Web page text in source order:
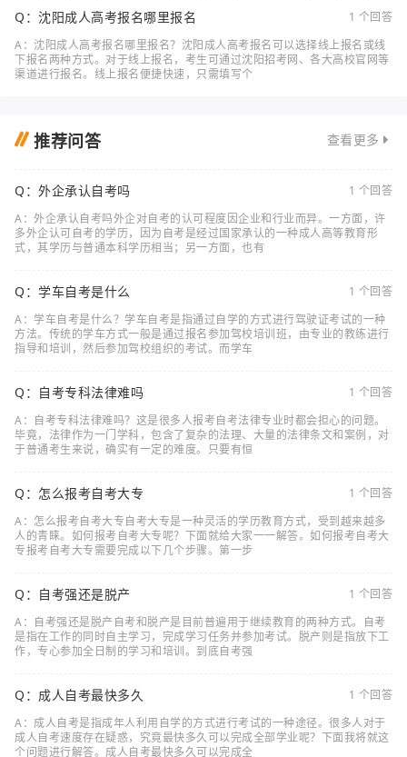
Q：沈阳成人高考报名哪里报名
1 个回答
A：沈阳成人高考报名哪里报名？沈阳成人高考报名可以选择线上报名或线
下报名两种方式。对于线上报名，考生可通过沈阳招考网、各大高校官网等
渠道进行报名。线上报名便捷快速，只需填写个
推荐问答 查看更多
Q：外企承认自考吗
1 个回答
A：外企承认自考吗外企对自考的认可程度因企业和行业而异。一方面，许
多外企认可自考的学历，因为自考是经过国家承认的一种成人高等教育形
式，其学历与普通本科学历相当；另一方面，也有
Q：学车自考是什么
1 个回答
A：学车自考是什么？学车自考是指通过自学的方式进行驾驶证考试的一种
方法。传统的学车方式一般是通过报名参加驾校培训班，由专业的教练进行
指导和培训，然后参加驾校组织的考试。而学车
Q：自考专科法律难吗
1 个回答
A：自考专科法律难吗？这是很多人报考自考法律专业时都会担心的问题。
毕竟，法律作为一门学科，包含了复杂的法理、大量的法律条文和案例，对
于普通考生来说，确实有一定的难度。只要有恒
Q：怎么报考自考大专
1 个回答
A：怎么报考自考大专自考大专是一种灵活的学历教育方式，受到越来越多
人的青睐。如何报考自考大专呢？下面就给大家一一解答。如何报考自考大
专报考自考大专需要完成以下几个步骤。第一步
Q：自考强还是脱产
1 个回答
A：自考强还是脱产自考和脱产是目前普遍用于继续教育的两种方式。自考
是指在工作的同时自主学习，完成学习任务并参加考试。脱产则是指放下工
作，专心参加全日制的学习和培训。到底自考强
Q：成人自考最快多久
1 个回答
A：成人自考是指成年人利用自学的方式进行考试的一种途径。很多人对于
成人自考速度存在疑惑，究竟最快多久可以完成全部学业呢？下面我将就这
个问题进行解答。成人自考最快多久可以完成全